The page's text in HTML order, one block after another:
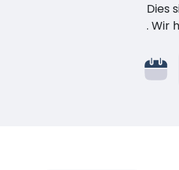
Dies
. Wir